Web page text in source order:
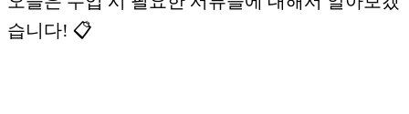
습니다! 📋